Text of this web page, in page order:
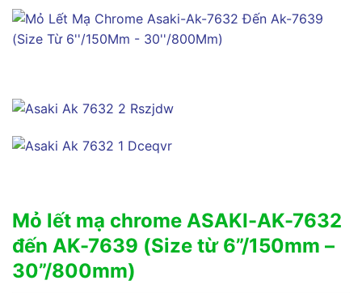
Mỏ lết mạ chrome ASAKI-AK-7632
đến AK-7639 (Size từ 6”/150mm –
30”/800mm)